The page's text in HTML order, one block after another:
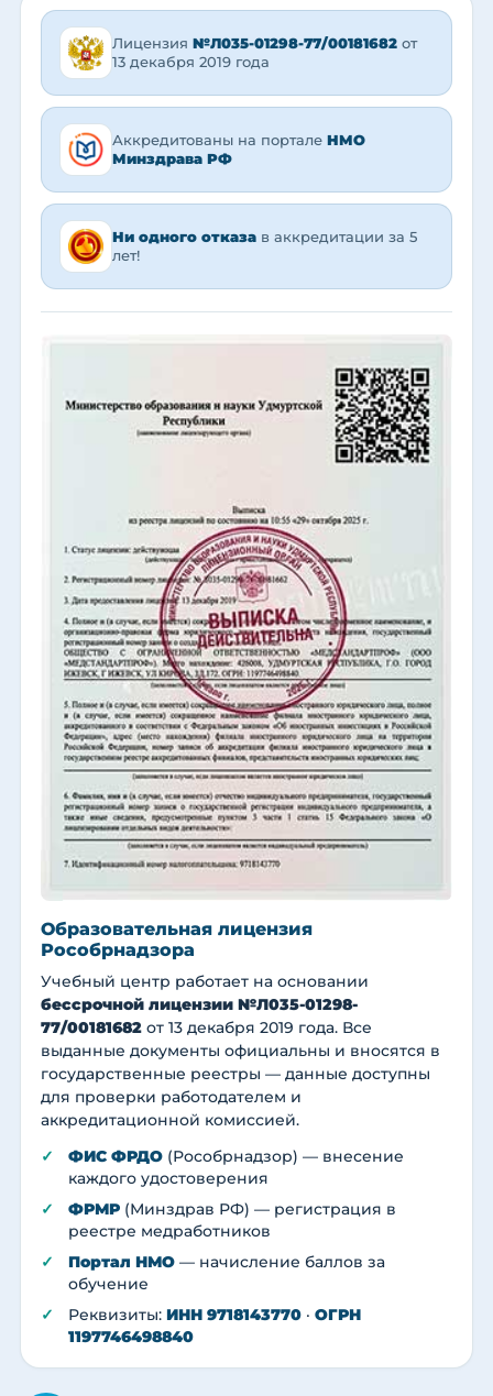
Лицензия №Л035-01298-77/00181682 от
13 декабря 2019 года
Аккредитованы на портале НМО
Минздрава РФ
Ни одного отказа в аккредитации за 5
лет!
Образовательная лицензия
Рособрнадзора
Учебный центр работает на основании
бессрочной лицензии №Л035-01298-
77/00181682 от 13 декабря 2019 года. Все
выданные документы официальны и вносятся в
государственные реестры — данные доступны
для проверки работодателем и
аккредитационной комиссией.
ФИС ФРДО (Рособрнадзор) — внесение
каждого удостоверения
ФРМР (Минздрав РФ) — регистрация в
реестре медработников
Портал НМО — начисление баллов за
обучение
Реквизиты: ИНН 9718143770 · ОГРН
1197746498840